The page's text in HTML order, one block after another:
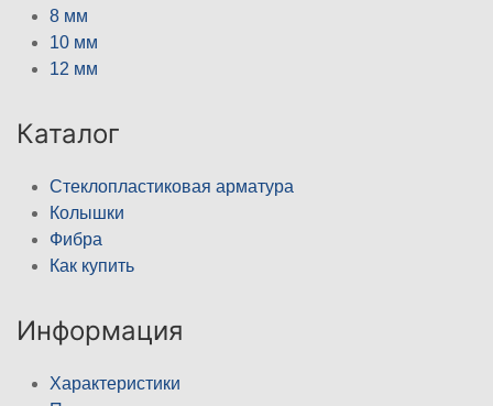
8 мм
10 мм
12 мм
Каталог
Стеклопластиковая арматура
Колышки
Фибра
Как купить
Информация
Характеристики